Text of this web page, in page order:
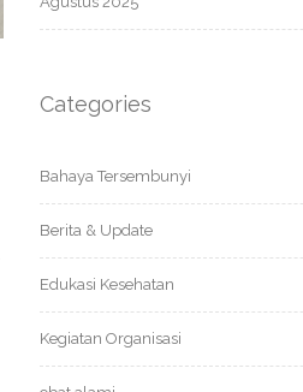
Categories
Bahaya Tersembunyi
Berita & Update
Edukasi Kesehatan
Kegiatan Organisasi